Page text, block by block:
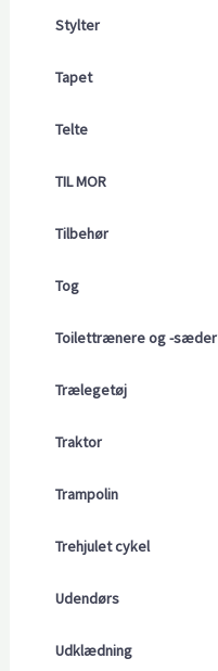
Stylter
Tapet
Telte
TIL MOR
Tilbehør
Tog
Toilettrænere og -sæder
Trælegetøj
Traktor
Trampolin
Trehjulet cykel
Udendørs
Udklædning